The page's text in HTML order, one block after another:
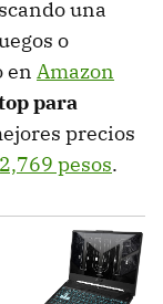
una
o
en Amazon
para
precios
pesos.